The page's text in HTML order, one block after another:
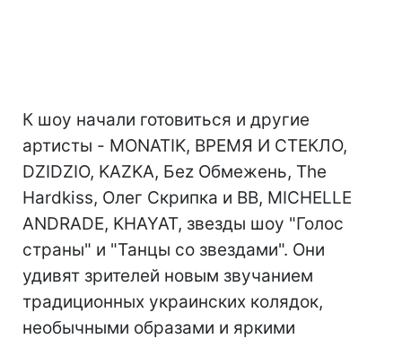
К шоу начали готовиться и другие
артисты - MONATIK, ВРЕМЯ И СТЕКЛО,
DZIDZIO, KAZKA, Беz Обмежень, The
Hardkiss, Олег Скрипка и ВВ, MICHELLE
ANDRADE, KHAYAT, звезды шоу "Голос
страны" и "Танцы со звездами". Они
удивят зрителей новым звучанием
традиционных украинских колядок,
необычными образами и яркими